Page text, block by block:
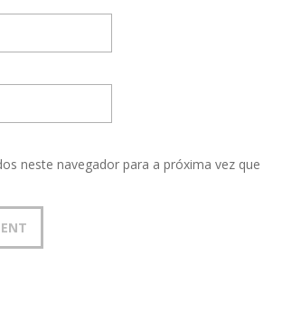
neste navegador para a próxima vez que